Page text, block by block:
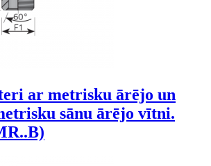
ar metrisku ārējo un
sānu ārējo vītni.